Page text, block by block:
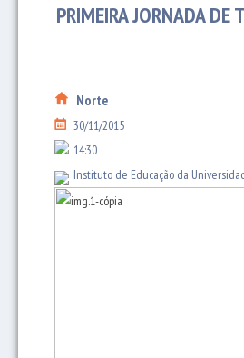
PRIMEIRA JORNADA
Norte
30/11/2015
14:30
Instituto de Educação da